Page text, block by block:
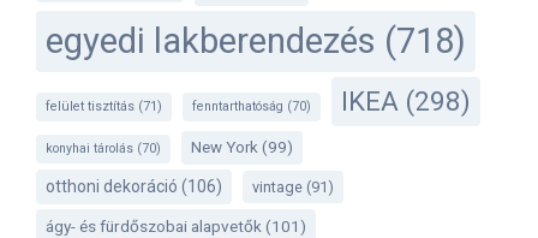
egyedi lakberendezés (718)
felület tisztítás (71) fenntarthatóság (70) IKEA (298)
konyhai tárolás (70) New York (99)
otthoni dekoráció (106) vintage (91)
ágy- és fürdőszobai alapvetők(101)